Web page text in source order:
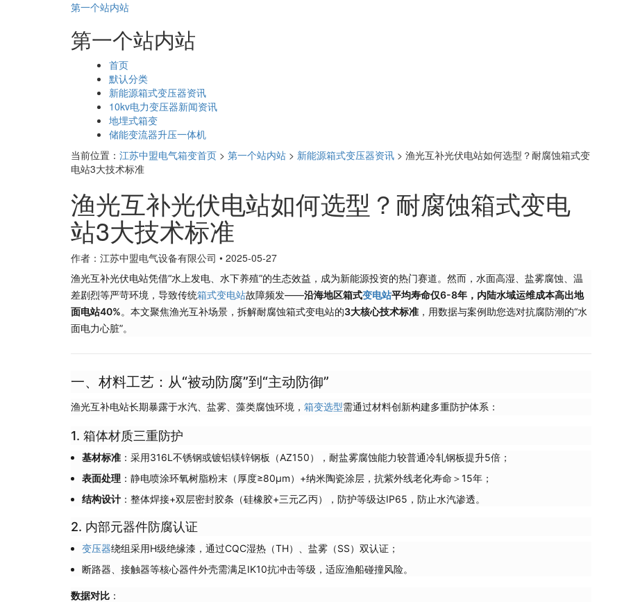
第一个站内站
第一个站内站
首页
默认分类
新能源箱式变压器资讯
10kv电力变压器新闻资讯
地埋式箱变
储能变流器升压一体机
当前位置： 江苏中盟电气箱变首页 > 第一个站内站 > 新能源箱式变压器资讯 > 渔光互补光伏电站如何选型？耐腐蚀箱式变
电站3大技术标准​
渔光互补光伏电站如何选型？耐腐蚀箱式变电
站3大技术标准​
作者：江苏中盟电气设备有限公司 • 2025-05-27
渔光互补光伏电站凭借“水上发电、水下养殖”的生态效益，成为新能源投资的热门赛道。然而，水面高湿、盐雾腐蚀、温
差剧烈等严苛环境，导致传统箱式变电站故障频发——沿海地区箱式变电站平均寿命仅6-8年，内陆水域运维成本高出地
面电站40%。本文聚焦渔光互补场景，拆解耐腐蚀箱式变电站的3大核心技术标准 ，用数据与案例助您选对抗腐防潮的“水
面电力心脏”。
一、材料工艺：从“被动防腐”到“主动防御”
渔光互补电站长期暴露于水汽、盐雾、藻类腐蚀环境， 箱变选型需通过材料创新构建多重防护体系：
1. 箱体材质三重防护
基材标准 ：采用316L不锈钢或镀铝镁锌钢板（AZ150），耐盐雾腐蚀能力较普通冷轧钢板提升5倍；
表面处理 ：静电喷涂环氧树脂粉末（厚度≥80μm）+纳米陶瓷涂层，抗紫外线老化寿命＞15年；
结构设计 ：整体焊接+双层密封胶条（硅橡胶+三元乙丙），防护等级达IP65，防止水汽渗透。
2. 内部元器件防腐认证
变压器绕组采用H级绝缘漆，通过CQC湿热（TH）、盐雾（SS）双认证；
断路器、接触器等核心器件外壳需满足IK10抗冲击等级，适应渔船碰撞风险。
数据对比 ：